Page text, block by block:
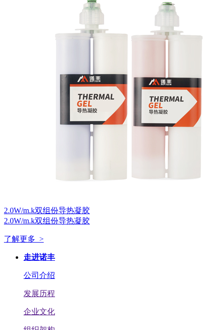
2.0W/m.k双组份导热凝胶
2.0W/m.k双组份导热凝胶
了解更多 >
走进诺丰
公司介绍
发展历程
企业文化